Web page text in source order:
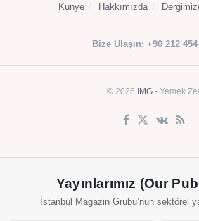
Künye Hakkımızda
Bize Ulaşın: +90 212
© 2026 IMG - Yemek
Yayınlarımız (Our
İstanbul Magazin Grubu’nun sektörel